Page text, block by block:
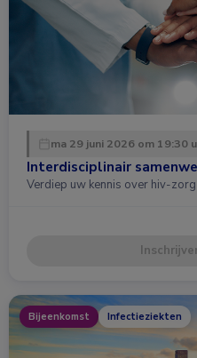
ma 29 juni 2026 om 19:30
Interdisciplinair
Verdiep uw kennis over hiv-
Bijeenkomst Infectieziekten